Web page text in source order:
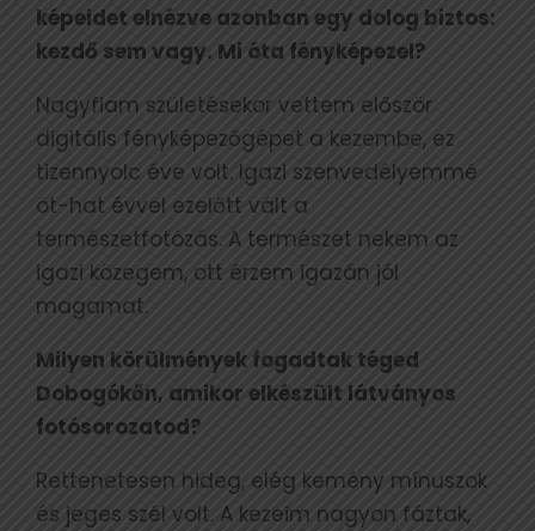
képeidet elnézve azonban egy dolog biztos:
kezdő sem vagy. Mi óta fényképezel?
Nagyfiam születésekor vettem először
digitális fényképezőgépet a kezembe, ez
tizennyolc éve volt. Igazi szenvedélyemmé
öt-hat évvel ezelőtt vált a
természetfotózás. A természet nekem az
igazi közegem, ott érzem igazán jól
magamat.
Milyen körülmények fogadtak téged
Dobogókőn, amikor elkészült látványos
fotósorozatod?
Rettenetesen hideg, elég kemény mínuszok
és jeges szél volt. A kezeim nagyon fáztak,